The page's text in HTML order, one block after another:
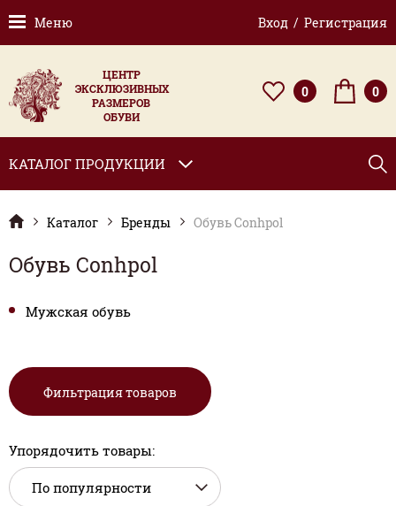
Меню Вход / Регистрация
ЦЕНТР
ЭКСКЛЮЗИВНЫХ
РАЗМЕРОВ
ОБУВИ
0 0
КАТАЛОГ ПРОДУКЦИИ
Каталог Бренды Обувь Conhpol
Обувь Conhpol
Мужская обувь
Фильтрация товаров
Упорядочить товары: